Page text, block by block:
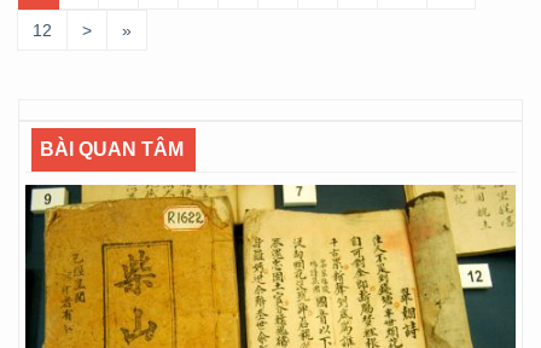
12 > »
BÀI QUAN TÂM